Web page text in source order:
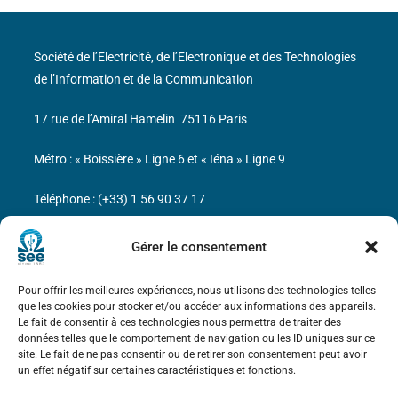
Gérer le consentement
Pour offrir les meilleures expériences, nous utilisons des technologies telles
que les cookies pour stocker et/ou accéder aux informations des appareils.
Le fait de consentir à ces technologies nous permettra de traiter des
données telles que le comportement de navigation ou les ID uniques sur ce
site. Le fait de ne pas consentir ou de retirer son consentement peut avoir
un effet négatif sur certaines caractéristiques et fonctions.
Bicentenaire des découvertes d’André-
Marie Ampère
Mentions légales
Société de l’Electricité, de l’Electronique et des Technologies
de l’Information et de la Communication
17 rue de l’Amiral Hamelin 75116 Paris
Métro : « Boissière » Ligne 6 et « Iéna » Ligne 9
Téléphone : (+33) 1 56 90 37 17
N° de SIREN : 785 393 232, Code APE : 9412Z TVA intra-
communautaire : FR44 785 393 232